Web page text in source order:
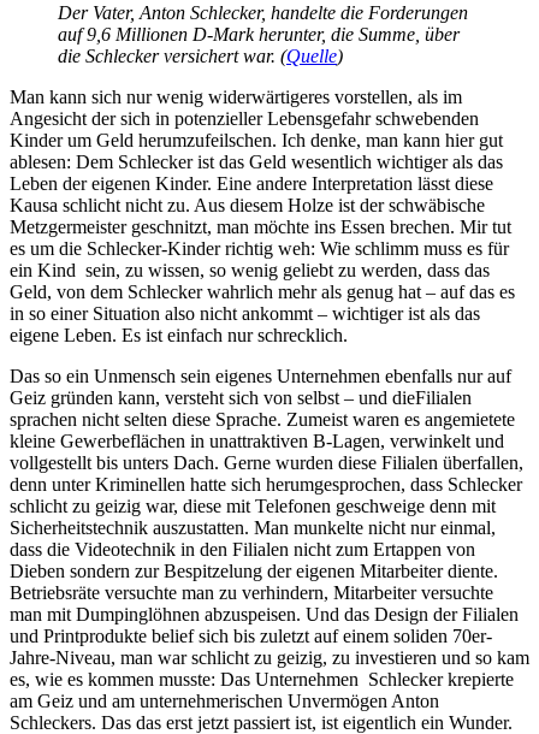
Der Vater, Anton Schlecker, handelte die Forderungen
auf 9,6 Millionen D-Mark herunter, die Summe, über
die Schlecker versichert war. (Quelle)
Man kann sich nur wenig widerwärtigeres vorstellen, als im
Angesicht der sich in potenzieller Lebensgefahr schwebenden
Kinder um Geld herumzufeilschen. Ich denke, man kann hier gut
ablesen: Dem Schlecker ist das Geld wesentlich wichtiger als das
Leben der eigenen Kinder. Eine andere Interpretation lässt diese
Kausa schlicht nicht zu. Aus diesem Holze ist der schwäbische
Metzgermeister geschnitzt, man möchte ins Essen brechen. Mir tut
es um die Schlecker-Kinder richtig weh: Wie schlimm muss es für
ein Kind sein, zu wissen, so wenig geliebt zu werden, dass das
Geld, von dem Schlecker wahrlich mehr als genug hat – auf das es
in so einer Situation also nicht ankommt – wichtiger ist als das
eigene Leben. Es ist einfach nur schrecklich.
Das so ein Unmensch sein eigenes Unternehmen ebenfalls nur auf
Geiz gründen kann, versteht sich von selbst – und dieFilialen
sprachen nicht selten diese Sprache. Zumeist waren es angemietete
kleine Gewerbeflächen in unattraktiven B-Lagen, verwinkelt und
vollgestellt bis unters Dach. Gerne wurden diese Filialen überfallen,
denn unter Kriminellen hatte sich herumgesprochen, dass Schlecker
schlicht zu geizig war, diese mit Telefonen geschweige denn mit
Sicherheitstechnik auszustatten. Man munkelte nicht nur einmal,
dass die Videotechnik in den Filialen nicht zum Ertappen von
Dieben sondern zur Bespitzelung der eigenen Mitarbeiter diente.
Betriebsräte versuchte man zu verhindern, Mitarbeiter versuchte
man mit Dumpinglöhnen abzuspeisen. Und das Design der Filialen
und Printprodukte belief sich bis zuletzt auf einem soliden 70er-
Jahre-Niveau, man war schlicht zu geizig, zu investieren und so kam
es, wie es kommen musste: Das Unternehmen Schlecker krepierte
am Geiz und am unternehmerischen Unvermögen Anton
Schleckers. Das das erst jetzt passiert ist, ist eigentlich ein Wunder.